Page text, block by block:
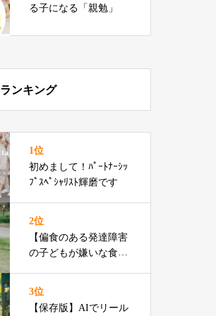
る子になる「親勉」
ランキング
1位
初めまして！ﾊﾟｰﾄﾅｰｼｯ
ﾌﾟｽﾍﾟｼｬﾘｽﾄ輝磨です
2位
【偏食のある発達障害
の子どもが嫌いな食べ
3位
【保存版】AIでリール